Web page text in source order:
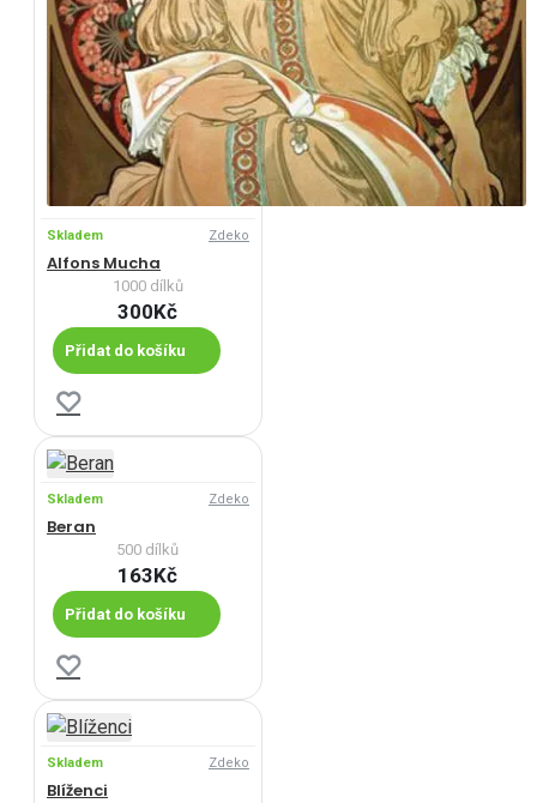
Skladem Zdeko
Alfons Mucha
1000 dílků
300Kč
Přidat do košíku
Skladem Zdeko
Beran
500 dílků
163Kč
Přidat do košíku
Skladem Zdeko
Blíženci